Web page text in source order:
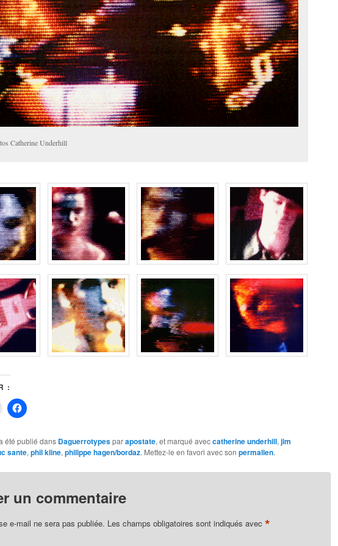
Catherine Underhill
:
Cliquez
pour
Facebook(ouvre
dans
une
fenêtre)
été publié dans Daguerrotypesparapostate, et marqué aveccatherine underhill, jim
sante, phil kline, philippe hagen/bordaz. Mettez-le en favori avec son permalien.
un commentaire
e-mail ne sera pas publiée. Les champs obligatoires sont indiqués avec *